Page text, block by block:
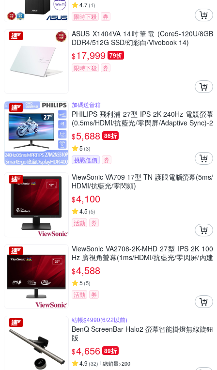
4.7(1)
限時下殺 券
ASUS X1404VA 14吋筆電 (Core5-120U/8GB
DDR4/512G SSD/幻彩白/Vivobook 14)
$17,999 79折
限時下殺 券
加碼送音箱
PHILIPS 飛利浦 27型 IPS 2K 240Hz 電競螢幕
(0.5ms/HDMI/抗藍光/零閃屏/Adaptive Sync)-2
7M2N5510P
$5,688 86折
5 (3)
挑戰低價 券
ViewSonic VA709 17型 TN 護眼電腦螢幕(5ms/
HDMI/抗藍光/零閃頻)
$4,100
4.5 (5)
活動 券
ViewSonic VA2708-2K-MHD 27型 IPS 2K 100
Hz 廣視角螢幕(1ms/HDMI/抗藍光/零閃屏/內建
喇叭)
$4,588
5 (5)
活動 券
結帳$4990(6/22以前)
BenQ ScreenBar Halo2 螢幕智能掛燈無線旋鈕
版
$4,656 89折
4.9 (32) 總銷量>200